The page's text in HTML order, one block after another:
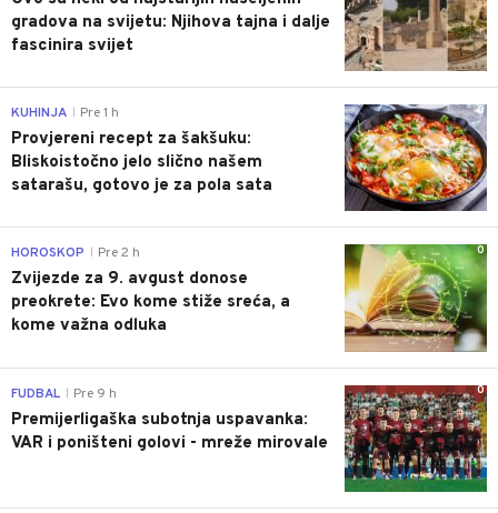
gradova na svijetu: Njihova tajna i dalje
fascinira svijet
0
KUHINJA Pre 1 h
Provjereni recept za šakšuku:
Bliskoistočno jelo slično našem
satarašu, gotovo je za pola sata
0
HOROSKOP Pre 2 h
Zvijezde za 9. avgust donose
preokrete: Evo kome stiže sreća, a
kome važna odluka
0
FUDBAL Pre 9 h
Premijerligaška subotnja uspavanka:
VAR i poništeni golovi - mreže mirovale